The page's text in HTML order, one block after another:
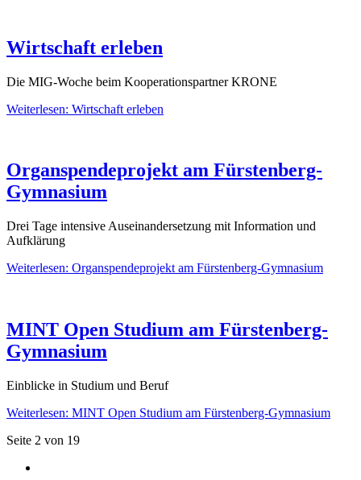
Wirtschaft erleben
Die MIG-Woche beim Kooperationspartner KRONE
Weiterlesen: Wirtschaft erleben
Organspendeprojekt am Fürstenberg-
Gymnasium
Drei Tage intensive Auseinandersetzung mit Information und
Aufklärung
Weiterlesen: Organspendeprojekt am Fürstenberg-Gymnasium
MINT Open Studium am Fürstenberg-
Gymnasium
Einblicke in Studium und Beruf
Weiterlesen: MINT Open Studium am Fürstenberg-Gymnasium
Seite 2 von 19